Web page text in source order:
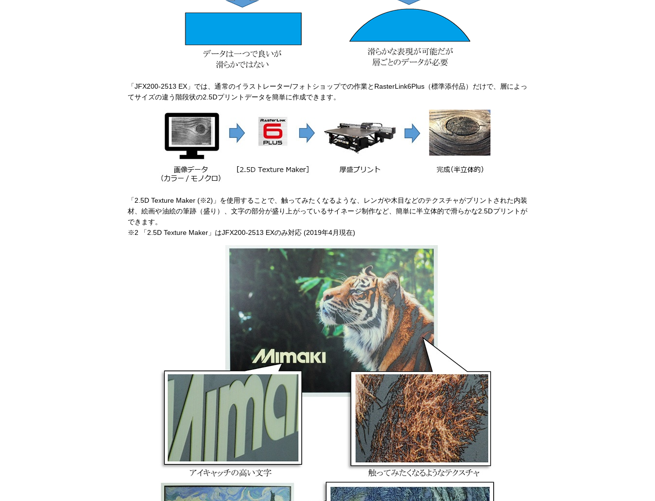
「JFX200-2513 EX」では、通常のイラストレーター/フォトショップでの作業とRasterLink6Plus（標準添付品）だけで、層によっ
てサイズの違う階段状の2.5Dプリントデータを簡単に作成できます。
「2.5D Texture Maker (※2)」を使用することで、触ってみたくなるような、レンガや木目などのテクスチャがプリントされた内装
材、絵画や油絵の筆跡（盛り）、文字の部分が盛り上がっているサイネージ制作など、簡単に半立体的で滑らかな2.5Dプリントが
できます。
※2 「2.5D Texture Maker」はJFX200-2513 EXのみ対応 (2019年4月現在)